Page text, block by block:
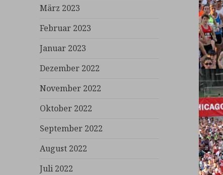
März 2023
Februar 2023
Januar 2023
Dezember 2022
November 2022
Oktober 2022
September 2022
August 2022
Juli 2022